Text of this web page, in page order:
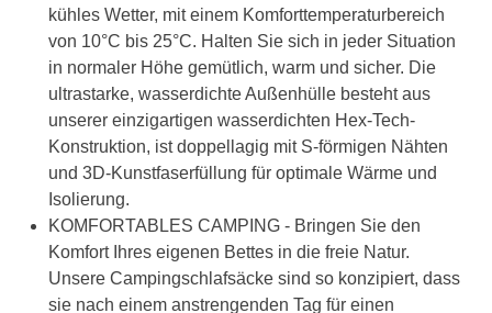
kühles Wetter, mit einem Komforttemperaturbereich
von 10°C bis 25°C. Halten Sie sich in jeder Situation
in normaler Höhe gemütlich, warm und sicher. Die
ultrastarke, wasserdichte Außenhülle besteht aus
unserer einzigartigen wasserdichten Hex-Tech-
Konstruktion, ist doppellagig mit S-förmigen Nähten
und 3D-Kunstfaserfüllung für optimale Wärme und
Isolierung.
KOMFORTABLES CAMPING - Bringen Sie den
Komfort Ihres eigenen Bettes in die freie Natur.
Unsere Campingschlafsäcke sind so konzipiert, dass
sie nach einem anstrengenden Tag für einen